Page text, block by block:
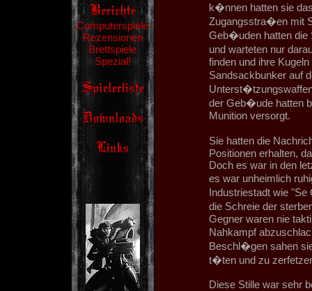
Computerspiele
Rezensionen
Brettspiele
Spezial!
k�nnen hatten sie
Zugangsstra�en mit
Geb�uden hatten die
und warteten nur
finden und ihre
Sandsackbunker auf
der Geb�ude hatten
Munition versorgt.
Sie hatten die
Positionen erhalten,
Doch es war in den
es war unheimlich
Industriestadt wie
die Schreie der
Gegner waren nie
Nahkampf
Beschl�gen sahen
t�ten und zu
Diese Stille war sehr